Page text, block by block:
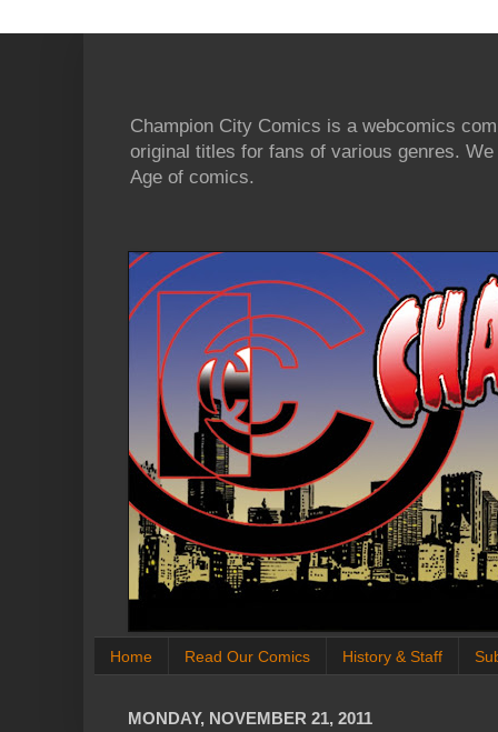
Champion City Comics is a webcomics
original titles for fans of various genres.
Age of comics.
Home Read Our Comics History & Staff
MONDAY, NOVEMBER 21, 2011